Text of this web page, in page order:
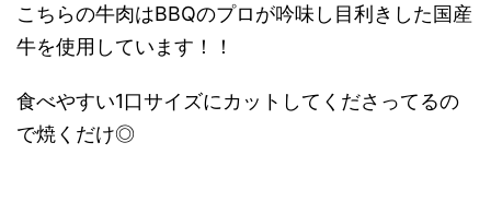
こちらの牛肉はBBQのプロが吟味し目利きした国産
牛を使用しています！！
食べやすい1口サイズにカットしてくださってるの
で焼くだけ◎